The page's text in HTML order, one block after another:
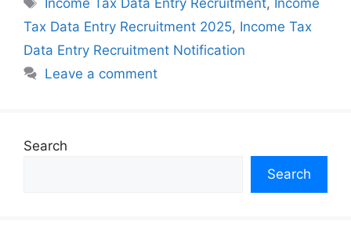
Income Tax Data Entry Recruitment, Income
Tax Data Entry Recruitment 2025, Income Tax
Data Entry Recruitment Notification
Leave a comment
Search
Search